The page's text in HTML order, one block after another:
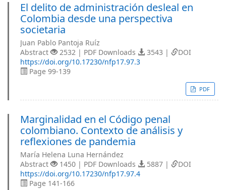
El delito de administración desleal en
Colombia desde una perspectiva
societaria
Juan Pablo Pantoja Ruíz
Abstract
2532 | PDF Downloads 3543 |
DOI
https://doi.org/10.17230/nfp17.97.3
Page 99-139
PDF
Marginalidad en el Código penal
colombiano. Contexto de análisis y
reflexiones de pandemia
María Helena Luna Hernández
Abstract
1450 | PDF Downloads 5887 |
DOI
https://doi.org/10.17230/nfp17.97.4
Page 141-166